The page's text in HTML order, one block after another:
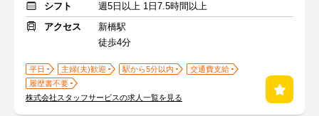
シフト
週5日以上 1日7.5時間以上
アクセス
新橋駅
徒歩4分
平日 主婦(夫)歓迎 駅から5分以内
交通費支給
履歴書不要
株式会社スタッフサービスの求人一覧を見る